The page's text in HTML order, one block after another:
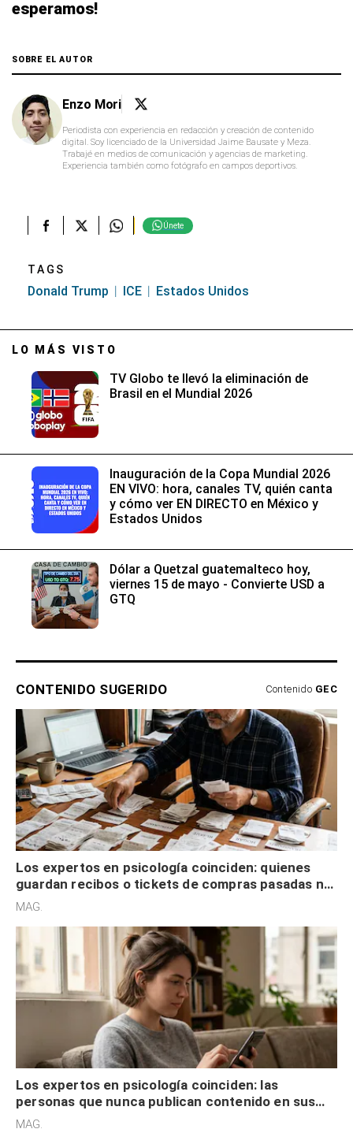
esperamos!
SOBRE EL AUTOR
Enzo Mori
Periodista con experiencia en redacción y creación de contenido
digital. Soy licenciado de la Universidad Jaime Bausate y Meza.
Trabajé en medios de comunicación y agencias de marketing.
Experiencia también como fotógrafo en campos deportivos.
Únete
TAGS
Donald Trump ICE Estados Unidos
LO MÁS VISTO
TV Globo te llevó la eliminación de
Brasil en el Mundial 2026
Inauguración de la Copa Mundial 2026
EN VIVO: hora, canales TV, quién canta
y cómo ver EN DIRECTO en México y
Estados Unidos
Dólar a Quetzal guatemalteco hoy,
viernes 15 de mayo - Convierte USD a
GTQ
CONTENIDO SUGERIDO Contenido GEC
Los expertos en psicología coinciden: quienes
guardan recibos o tickets de compras pasadas no
son acumuladores, sino que tienen necesidad de
MAG.
Los expertos en psicología coinciden: las
personas que nunca publican contenido en sus
redes sociales no pretenden buscar validación
MAG.